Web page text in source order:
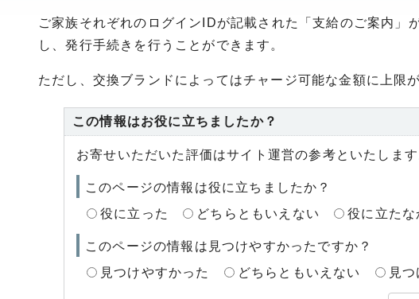
ご家族それぞれのログインIDが記載された「支給のご案内
し、発行手続きを行うことができます。
ただし、交換ブランドによってはチャージ可能な金額に上限
この情報はお役に立ちましたか？
お寄せいただいた評価はサイト運営の参考といたします
このページの情報は役に立ちましたか？
役に立った
どちらともいえない 役に立たな
このページの情報は見つけやすかったですか？
見つけやすかった
どちらともいえない 見